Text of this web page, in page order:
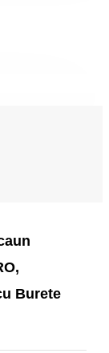
Burete